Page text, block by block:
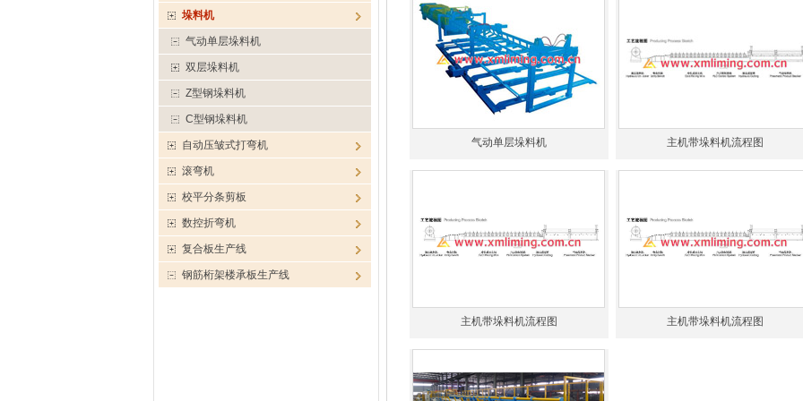
垛料机
气动单层垛料机
双层垛料机
Z型钢垛料机
C型钢垛料机
自动压皱式打弯机
滚弯机
校平分条剪板
数控折弯机
复合板生产线
钢筋桁架楼承板生产线
气动单层垛料机 主机带垛料机流程图
主机带垛料机流程图 主机带垛料机流程图